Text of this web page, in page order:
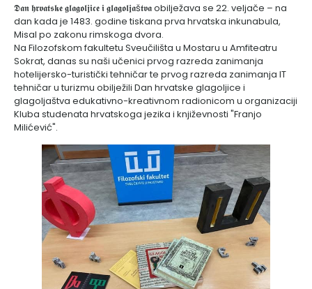
𝕯𝖆𝖓 𝖍𝖗𝖛𝖆𝖙𝖘𝖐𝖊 𝖌𝖑𝖆𝖌𝖔𝖑𝖏𝖎𝖈𝖊 𝖎 𝖌𝖑𝖆𝖌𝖔𝖑𝖏𝖆š𝖙𝖛𝖆 obilježava se 22. veljače – na
dan kada je 1483. godine tiskana prva hrvatska inkunabula,
Misal po zakonu rimskoga dvora.
Na Filozofskom fakultetu Sveučilišta u Mostaru u Amfiteatru
Sokrat, danas su naši učenici prvog razreda zanimanja
hotelijersko-turistički tehničar te prvog razreda zanimanja IT
tehničar u turizmu obilježili Dan hrvatske glagoljice i
glagoljaštva edukativno-kreativnom radionicom u organizaciji
Kluba studenata hrvatskoga jezika i književnosti "Franjo
Milićević".